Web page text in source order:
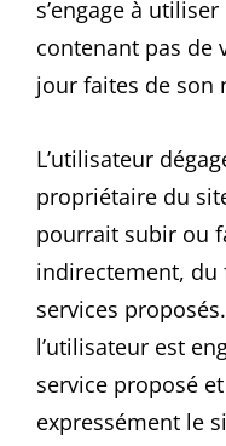
s’engage à
contenant pas de
jour faites de son
L’utilisateur
propriétaire du
pourrait subir ou
indirectement, du
services
l’utilisateur est
service proposé
expressément le